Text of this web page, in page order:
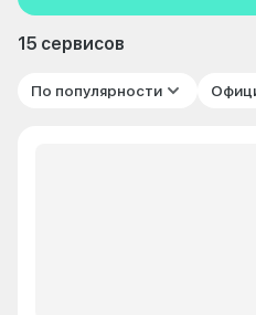
15 сервисов
По популярности